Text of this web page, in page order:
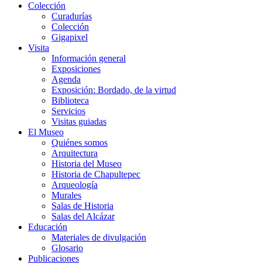
Colección
Curadurías
Colección
Gigapixel
Visita
Información general
Exposiciones
Agenda
Exposición: Bordado, de la virtud
Biblioteca
Servicios
Visitas guiadas
El Museo
Quiénes somos
Arquitectura
Historia del Museo
Historia de Chapultepec
Arqueología
Murales
Salas de Historia
Salas del Alcázar
Educación
Materiales de divulgación
Glosario
Publicaciones